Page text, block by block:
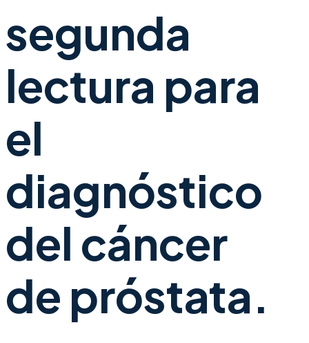
segunda
lectura para
el
diagnóstico
del cáncer
de próstata.